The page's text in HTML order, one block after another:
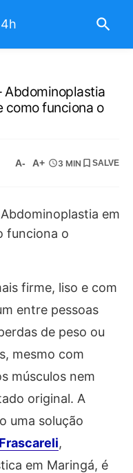
Abdominoplastia
como funciona o
A- A+ 3 MIN SALVE
firme, liso e com
entre pessoas
de peso ou
mesmo com
músculos nem
original. A
uma solução
,
em Maringá, é